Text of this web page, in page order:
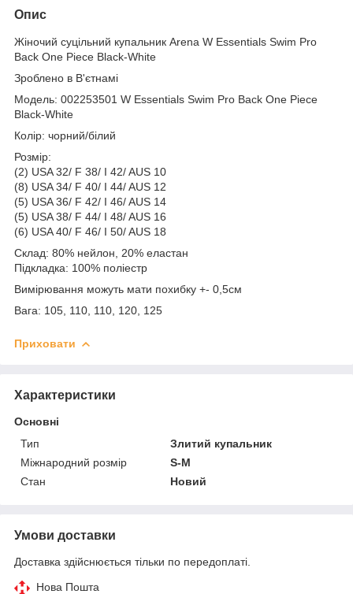
Опис
Жіночий суцільний купальник Arena W Essentials Swim Pro
Back One Piece Black-White
Зроблено в В'єтнамі
Модель: 002253501 W Essentials Swim Pro Back One Piece
Black-White
Колір: чорний/білий
Розмір:
(2) USA 32/ F 38/ I 42/ AUS 10
(8) USA 34/ F 40/ I 44/ AUS 12
(5) USA 36/ F 42/ I 46/ AUS 14
(5) USA 38/ F 44/ I 48/ AUS 16
(6) USA 40/ F 46/ I 50/ AUS 18
Склад: 80% нейлон, 20% еластан
Підкладка: 100% поліестр
Вимірювання можуть мати похибку +- 0,5см
Вага: 105, 110, 110, 120, 125
Приховати
Характеристики
Основні
Тип
Злитий купальник
Міжнародний розмір
S-M
Стан
Новий
Умови доставки
Доставка здійснюється тільки по передоплаті.
Нова Пошта